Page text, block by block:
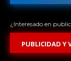
¿Interesado en
PUBLICIDAD Y